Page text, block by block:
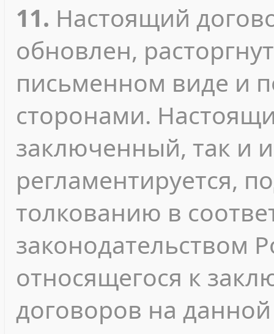
11. Настоящий
обновлен,
письменном виде и
сторонами.
заключенный, так и
регламентируется,
толкованию в
законодательством
относящегося к
договоров на